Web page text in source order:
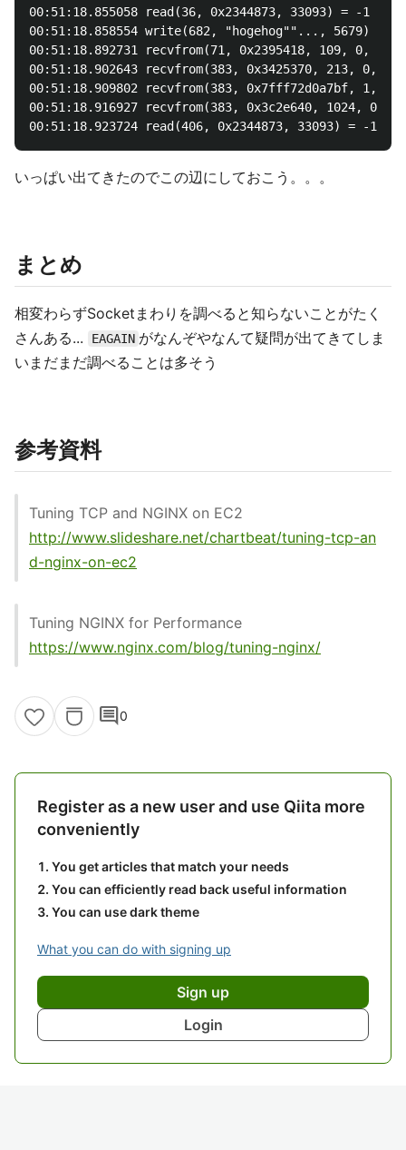
00:51:18.855058 read(36, 0x2344873, 33093) = -1
00:51:18.858554 write(682, "hogehog""..., 5679) = -
00:51:18.892731 recvfrom(71, 0x2395418, 109, 0, 0,
00:51:18.902643 recvfrom(383, 0x3425370, 213, 0,
00:51:18.909802 recvfrom(383, 0x7fff72d0a7bf, 1,
00:51:18.916927 recvfrom(383, 0x3c2e640, 1024, 0,
いっぱい出てきたのでこの辺にしておこう。。。
まとめ
相変わらずSocketまわりを調べると知らないことがたく
さんある...
EAGAIN がなんぞやなんて疑問が出てきてしま
いまだまだ調べることは多そう
参考資料
Tuning TCP and NGINX on EC2
http://www.slideshare.net/chartbeat/tuning-tcp-an
d-nginx-on-ec2
Tuning NGINX for Performance
https://www.nginx.com/blog/tuning-nginx/
comment0
Register as a new user and use Qiita more
conveniently
You get articles that match your needs
You can efficiently read back useful information
You can use dark theme
What you can do with signing up
Sign up
Login